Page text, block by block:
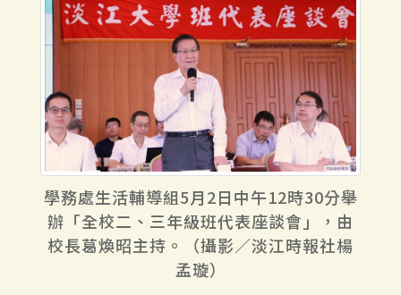
學務處生活輔導組5月2日中午12時30分舉
辦「全校二、三年級班代表座談會」，由
校長葛煥昭主持。（攝影／淡江時報社楊
孟璇）